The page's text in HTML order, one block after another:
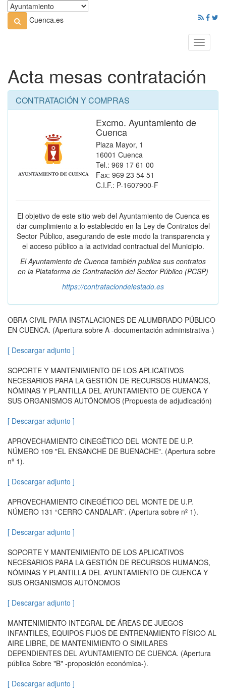
Cuenca.es
Toggle
Acta mesas contratación
CONTRATACIÓN Y COMPRAS
Excmo. Ayuntamiento de
Cuenca
Plaza Mayor, 1
16001 Cuenca
Tel.: 969 17 61 00
Fax: 969 23 54 51
C.I.F.: P-1607900-F
El objetivo de este sitio web del Ayuntamiento de Cuenca es
dar cumplimiento a lo establecido en la Ley de Contratos del
Sector Público, asegurando de este modo la transparencia y
el acceso público a la actividad contractual del Municipio.
El Ayuntamiento de Cuenca también publica sus contratos
en la Plataforma de Contratación del Sector Público (PCSP)
https://contrataciondelestado.es
OBRA CIVIL PARA INSTALACIONES DE ALUMBRADO PÚBLICO
EN CUENCA. (Apertura sobre A -documentación administrativa-)
[ Descargar adjunto ]
SOPORTE Y MANTENIMIENTO DE LOS APLICATIVOS
NECESARIOS PARA LA GESTIÓN DE RECURSOS HUMANOS,
NÓMINAS Y PLANTILLA DEL AYUNTAMIENTO DE CUENCA Y
SUS ORGANISMOS AUTÓNOMOS (Propuesta de adjudicación)
[ Descargar adjunto ]
APROVECHAMIENTO CINEGÉTICO DEL MONTE DE U.P.
NÚMERO 109 "EL ENSANCHE DE BUENACHE". (Apertura sobre
nº 1).
[ Descargar adjunto ]
APROVECHAMIENTO CINEGÉTICO DEL MONTE DE U.P.
NÚMERO 131 “CERRO CANDALAR”. (Apertura sobre nº 1).
[ Descargar adjunto ]
SOPORTE Y MANTENIMIENTO DE LOS APLICATIVOS
NECESARIOS PARA LA GESTIÓN DE RECURSOS HUMANOS,
NÓMINAS Y PLANTILLA DEL AYUNTAMIENTO DE CUENCA Y
SUS ORGANISMOS AUTÓNOMOS
[ Descargar adjunto ]
MANTENIMIENTO INTEGRAL DE ÁREAS DE JUEGOS
INFANTILES, EQUIPOS FIJOS DE ENTRENAMIENTO FÍSICO AL
AIRE LIBRE, DE MANTENIMIENTO O SIMILARES
DEPENDIENTES DEL AYUNTAMIENTO DE CUENCA. (Apertura
pública Sobre "B" -proposición económica-).
[ Descargar adjunto ]